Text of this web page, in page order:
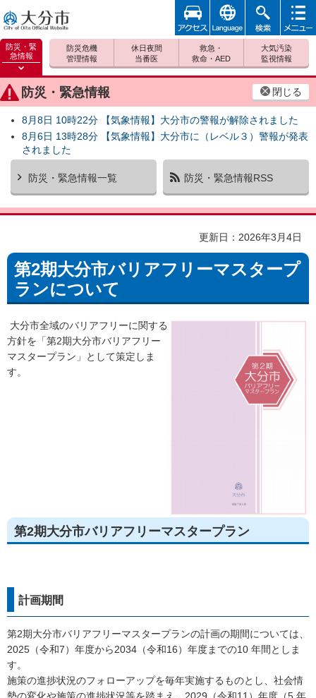
大分市
防災・緊
急情報
防災緊
急情報
を開く
防災・緊急情報 閉じる
8月8日 10時22分 【気象情報】大分市の警報が解除されました
8月6日 13時28分 【気象情報】大分市に（レベル３）警報が発表
されました
防災・緊急情報一覧 防災・緊急情報RSS
防災危機
管理情報
休日夜間
当番医
救急・
救命・AED
大気汚染
監視情報
アクセ
ス
foreign 検索
メニュ
更新日：2026年3月4日
第2期大分市バリアフリーマスタープ
ランについて
大分市全域のバリアフリーに関する
方針を「第2期大分市バリアフリー
マスタープラン」として策定しま
す。
第2期大分市バリアフリーマスタープラン
計画期間
第2期大分市バリアフリーマスタープランの計画の期間については、
2025（令和7）年度から2034（令和16）年度までの10 年間としま
す。
施策の進捗状況のフォローアップを毎年実施するものとし、社会情
勢の変化や施策の進捗状況等を踏まえ、2029（令和11）年度（5 年